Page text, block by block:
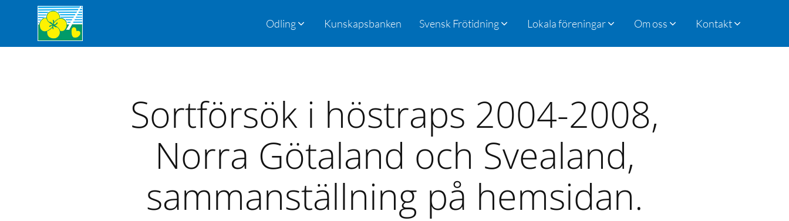
Odling Kunskapsbanken Svensk Frötidning Lokala föreningar Om oss Kontakt
Sortförsök i höstraps 2004-2008,
Norra Götaland och Svealand,
sammanställning på hemsidan.